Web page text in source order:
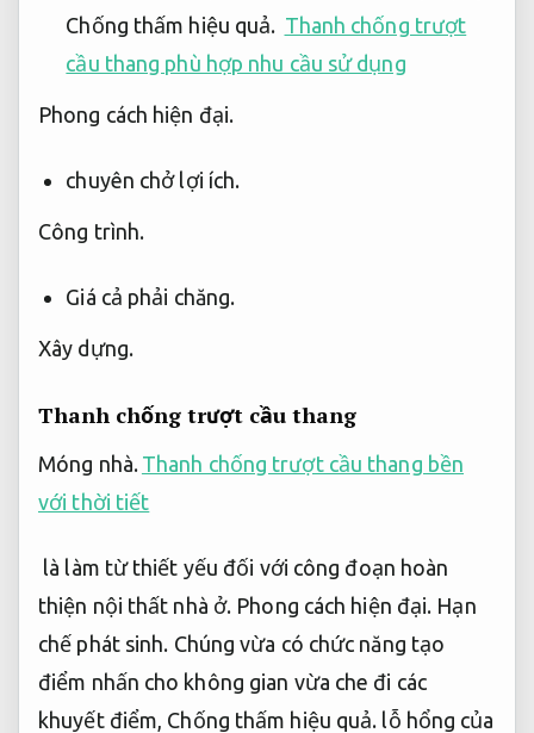
Chống thấm hiệu quả. Thanh chống trượt
cầu thang phù hợp nhu cầu sử dụng
Phong cách hiện đại.
chuyên chở lợi ích.
Công trình.
Giá cả phải chăng.
Xây dựng.
Thanh chống trượt cầu thang
Móng nhà. Thanh chống trượt cầu thang bền
với thời tiết
là làm từ thiết yếu đối với công đoạn hoàn
thiện nội thất nhà ở. Phong cách hiện đại. Hạn
chế phát sinh. Chúng vừa có chức năng tạo
điểm nhấn cho không gian vừa che đi các
khuyết điểm, Chống thấm hiệu quả. lỗ hổng của